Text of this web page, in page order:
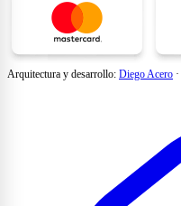
Arquitectura y desarrollo: Diego Acero ·